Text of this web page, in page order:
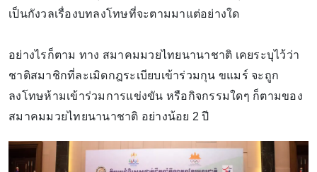
เป็นกังวลเรื่องบทลงโทษที่จะตามมาแต่อย่างใด
อย่างไรก็ตาม ทาง สมาคมมวยไทยนานาชาติ เคยระบุไว้ว่า
ชาติสมาชิกที่ละเมิดกฎระเบียบเข้าร่วมกุน ขแมร์ จะถูก
ลงโทษห้ามเข้าร่วมการแข่งขัน หรือกิจกรรมใดๆ ก็ตามของ
สมาคมมวยไทยนานาชาติ อย่างน้อย 2 ปี